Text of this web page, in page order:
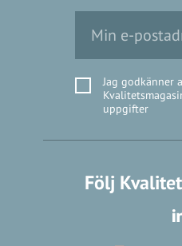
Jag godkänner
uppgifter
Följ